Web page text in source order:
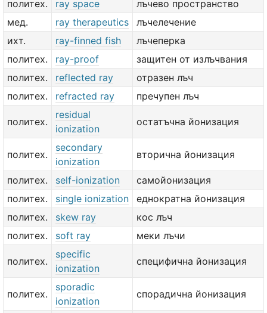
политех.
ray space
лъчево пространство
мед.
ray therapeutics
лъчелечение
ихт.
ray-finned fish
лъчеперка
политех.
ray-proof
защитен от излъчвания
политех.
reflected ray
отразен лъч
политех.
refracted ray пречупен лъч
политех.
residual
ionization
остатъчна йонизация
политех.
secondary
ionization
вторична йонизация
политех. self-ionization
самойонизация
политех.
single ionization
еднократна йонизация
политех.
skew ray
кос лъч
политех.
soft ray меки лъчи
политех.
specific
ionization
специфична йонизация
политех.
sporadic
ionization
спорадична йонизация